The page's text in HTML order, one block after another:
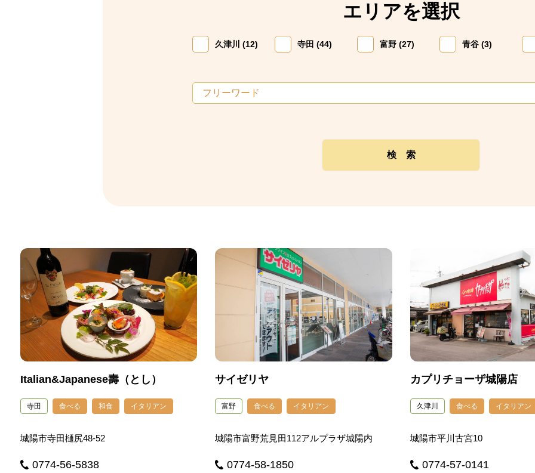
エリアを選択
久津川 (12) 寺田 (44) 富野 (27) 青谷 (3)
Italian&Japanese壽（とし）
寺田 食べる 和食 イタリアン
城陽市寺田樋尻48-52
0774-56-5838
サイゼリヤ
富野 食べる イタリアン
城陽市富野荒見田112アルプラザ城陽内
0774-58-1850
カプリチョーザ城陽店
久津川 食べる イタリアン
城陽市平川古宮10
0774-57-0141